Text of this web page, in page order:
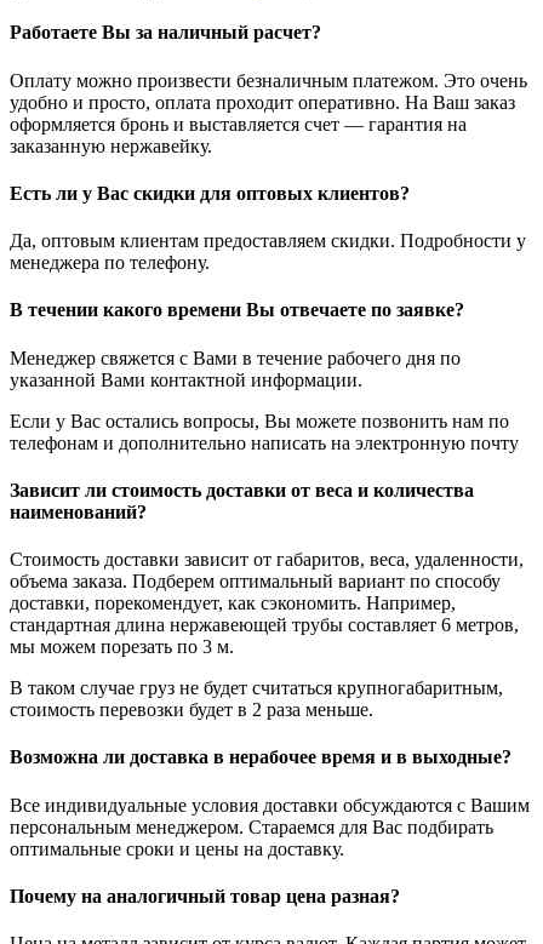
Работаете Вы за наличный расчет?
Оплату можно произвести безналичным платежом. Это очень
удобно и просто, оплата проходит оперативно. На Ваш заказ
оформляется бронь и выставляется счет — гарантия на
заказанную нержавейку.
Есть ли у Вас скидки для оптовых клиентов?
Да, оптовым клиентам предоставляем скидки. Подробности у
менеджера по телефону.
В течении какого времени Вы отвечаете по заявке?
Менеджер свяжется с Вами в течение рабочего дня по
указанной Вами контактной информации.
Если у Вас остались вопросы, Вы можете позвонить нам по
телефонам и дополнительно написать на электронную почту
Зависит ли стоимость доставки от веса и количества
наименований?
Стоимость доставки зависит от габаритов, веса, удаленности,
объема заказа. Подберем оптимальный вариант по способу
доставки, порекомендует, как сэкономить. Например,
стандартная длина нержавеющей трубы составляет 6 метров,
мы можем порезать по 3 м.
В таком случае груз не будет считаться крупногабаритным,
стоимость перевозки будет в 2 раза меньше.
Возможна ли доставка в нерабочее время и в выходные?
Все индивидуальные условия доставки обсуждаются с Вашим
персональным менеджером. Стараемся для Вас подбирать
оптимальные сроки и цены на доставку.
Почему на аналогичный товар цена разная?